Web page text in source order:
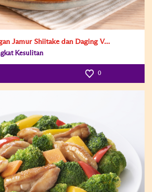
Jamur Shiitake dan Daging V...
Kesulitan
0